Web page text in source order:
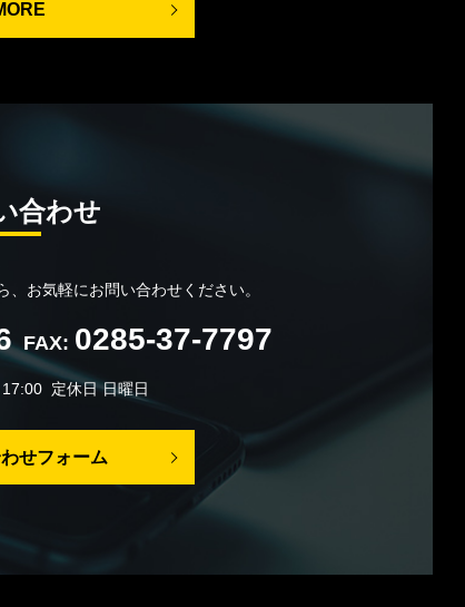
合わせ
お気軽にお問い合わせください。
FAX: 0285-37-7797
定休日 日曜日
せフォーム